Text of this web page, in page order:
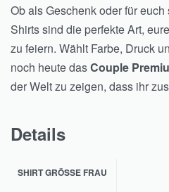
Ob als Geschenk oder für
Shirts sind die perfekte Art,
zu feiern. Wählt Farbe, Druck
noch heute dasCouple
der Welt zu zeigen, dass ihr
Details
SHIRT GRÖSSE FRAU